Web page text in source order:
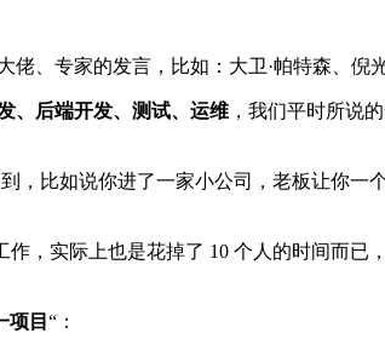
佬、专家的发言，比如：大卫·帕特森、倪
、后端开发、测试、运维 ，我们平时所说
，比如说你进了一家小公司，老板让你
，实际上也是花掉了 10 个人的时间而
项目 “：